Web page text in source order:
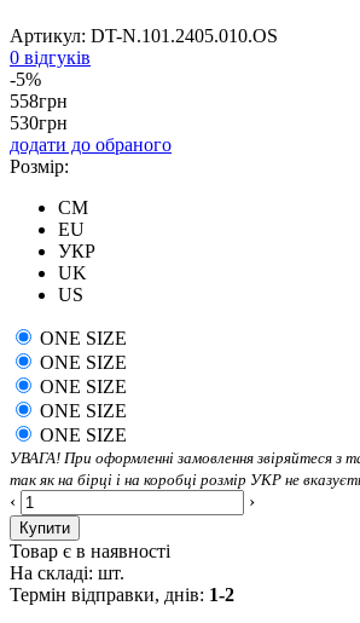
Артикул: DT-N.101.2405.010.OS
0 відгуків
-5%
558грн
530грн
додати до обраного
Розмір:
CM
EU
УКР
UK
US
ONE SIZE
ONE SIZE
ONE SIZE
ONE SIZE
ONE SIZE
УВАГА! При оформленні замовлення звіряйтеся з
так як на бірці і на коробці розмір УКР не
‹ ›
Купити
Товар є в наявності
На складі: шт.
Термін відправки, днів: 1-2